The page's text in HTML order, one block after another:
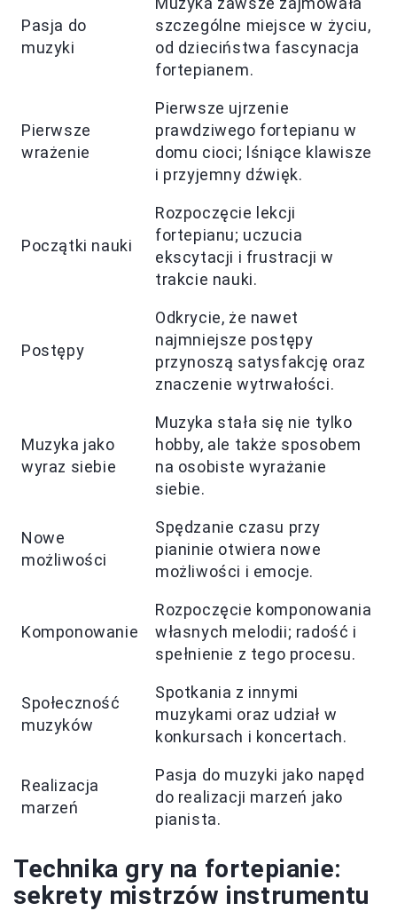
Pasja do
muzyki
szczególne miejsce w życiu,
od dzieciństwa fascynacja
fortepianem.
Pierwsze
wrażenie
Pierwsze ujrzenie
prawdziwego fortepianu w
domu cioci; lśniące klawisze
i przyjemny dźwięk.
Początki nauki
Rozpoczęcie lekcji
fortepianu; uczucia
ekscytacji i frustracji w
trakcie nauki.
Postępy
Odkrycie, że nawet
najmniejsze postępy
przynoszą satysfakcję oraz
znaczenie wytrwałości.
Muzyka jako
wyraz siebie
Muzyka stała się nie tylko
hobby, ale także sposobem
na osobiste wyrażanie
siebie.
Nowe
możliwości
Spędzanie czasu przy
pianinie otwiera nowe
możliwości i emocje.
Komponowanie
Rozpoczęcie komponowania
własnych melodii; radość i
spełnienie z tego procesu.
Społeczność
muzyków
Spotkania z innymi
muzykami oraz udział w
konkursach i koncertach.
Realizacja
marzeń
Pasja do muzyki jako napęd
do realizacji marzeń jako
pianista.
Technika gry na fortepianie:
sekrety mistrzów instrumentu